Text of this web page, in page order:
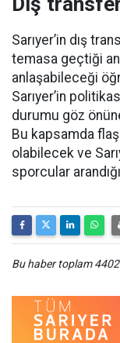
Sarıyer’in dış
temasa geçtiği
anlaşabileceği
Sarıyer’in
durumu göz
Bu kapsamda
olabilecek ve
sporcular
Bu haber toplam